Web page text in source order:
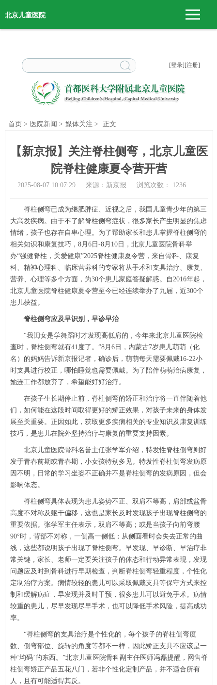
北京儿童医院
[登录] [注册]
首页 > 医院新闻 > 媒体关注 > 正文
【新京报】关注脊柱侧弯，北京儿童医
院脊柱健康夏令营开营
2025-08-07 10:07:29 来源：新京报 浏览次数： 1236
脊柱侧弯已成为继肥胖症、近视之后，我国儿童青少年的第三
大高发疾病。由于不了解脊柱侧弯症状，很多家长产生明显的焦虑
情绪，孩子也存在自卑心理。为了帮助家长和患儿掌握脊柱侧弯的
相关知识和康复技巧，8月6日-8月10日，北京儿童医院骨科举
办“强健脊柱，关爱健康”2025脊柱健康夏令营，来自骨科、 康复
科、精神心理科、 临床营养科的专家将从手术和支具治疗、康复、
营养、心理等多个方面，为30个患儿家庭答疑解惑。自2016年起，
北京儿童医院脊柱健康夏令营至今已经连续举办了九届，近300个
患儿获益。
脊柱侧弯应及早识别，早诊早治
“我闺女是学舞蹈时才发现高低肩的，今年来北京儿童医院检
查时，脊柱侧弯就有41度了。”8月6日，内蒙古7岁患儿萌萌（化
名）的妈妈告诉新京报记者，确诊后，萌萌每天需要佩戴16-22小
时支具进行校正，哪怕睡觉也需要佩戴。为了陪伴萌萌治病康复，
她连工作都放弃了，希望能好好治疗。
在孩子生长期停止前，脊柱侧弯的矫正和治疗将一直伴随着他
们，如何能在这段时间取得更好的矫正效果，对孩子未来的身体发
展至关重要。正因如此，获取更多疾病相关的专业知识及康复训练
技巧，是患儿在院外坚持治疗与康复的重要支持因素。
北京儿童医院骨科名誉主任张学军介绍，特发性脊柱侧弯则好
发于青春前期或青春期，小女孩特别多见。特发性脊柱侧弯发病原
因不明，日常的学习坐姿不正确并不是脊柱侧弯的发病原因，但会
影响体态。
脊柱侧弯具体表现为患儿姿势不正、双肩不等高，肩部或盆骨
高度不对称及躯干偏移，这也是家长及时发现孩子出现脊柱侧弯的
重要依据。 张学军主任表示，双肩不等高；或是当孩子向前弯腰
90°时，背部不对称，一侧高一侧低；从侧面看时会失去正常的曲
线，这些都说明孩子出现了脊柱侧弯。早发现、早诊断、早治疗非
常关键，家长、老师一定要关注孩子的体态和行动异常表现，发现
问题应及时到 骨科进行早期检查，判断脊柱侧弯轻重程度，个性化
定制治疗方案。病情较轻的患儿可以采取佩戴支具等保守方式来控
制和缓解病症，早发现并及时干预，很多患儿可以避免手术。病情
较重的患儿，尽早发现尽早手术，也可以降低手术风险，提高成功
率。
“脊柱侧弯的支具治疗是个性化的，每个孩子的脊柱侧弯度
数、侧弯部位、旋转的角度等都不一样，因此矫正支具不应该是一
种‘均码’的东西。”北京儿童医院骨科副主任医师冯磊提醒，网售脊
柱侧弯矫正产品五花八门，若非个性化定制产品，并不适合所有
人，且有可能适得其反。